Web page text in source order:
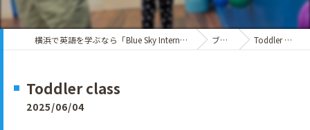
横浜で英語を学ぶなら「Blue Sky International」 ブログ Toddler class
Toddler class
2025/06/04